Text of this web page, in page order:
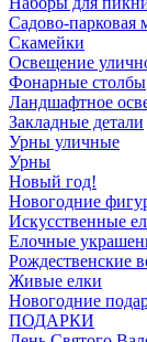
Садово-парковая
Скамейки
Освещение
Фонарные столбы
Ландшафтное
Закладные детали
Урны уличные
Урны
Новый год!
Новогодние
Искусственные
Елочные
Рождественские
Живые елки
Новогодние
ПОДАРКИ